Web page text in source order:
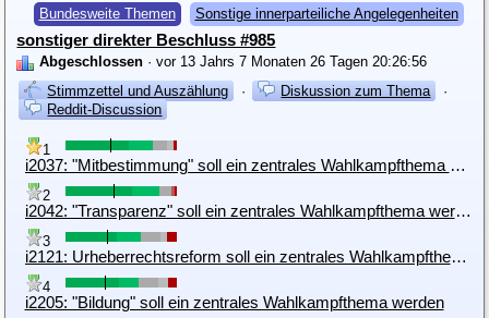
Bundesweite Themen Sonstige innerparteiliche Angelegenheiten
sonstiger direkter Beschluss #985
Abgeschlossen · vor 13 Jahrs 7 Monaten 26 Tagen 20:26:56
Stimmzettel und Auszählung
· Diskussion zum Thema
·
Reddit-Discussion
1
i2037: "Mitbestimmung" soll ein zentrales Wahlkampfthema werden
2
i2042: "Transparenz" soll ein zentrales Wahlkampfthema werden
3
i2121: Urheberrechtsreform soll ein zentrales Wahlkampfthema werden
4
i2205: "Bildung" soll ein zentrales Wahlkampfthema werden